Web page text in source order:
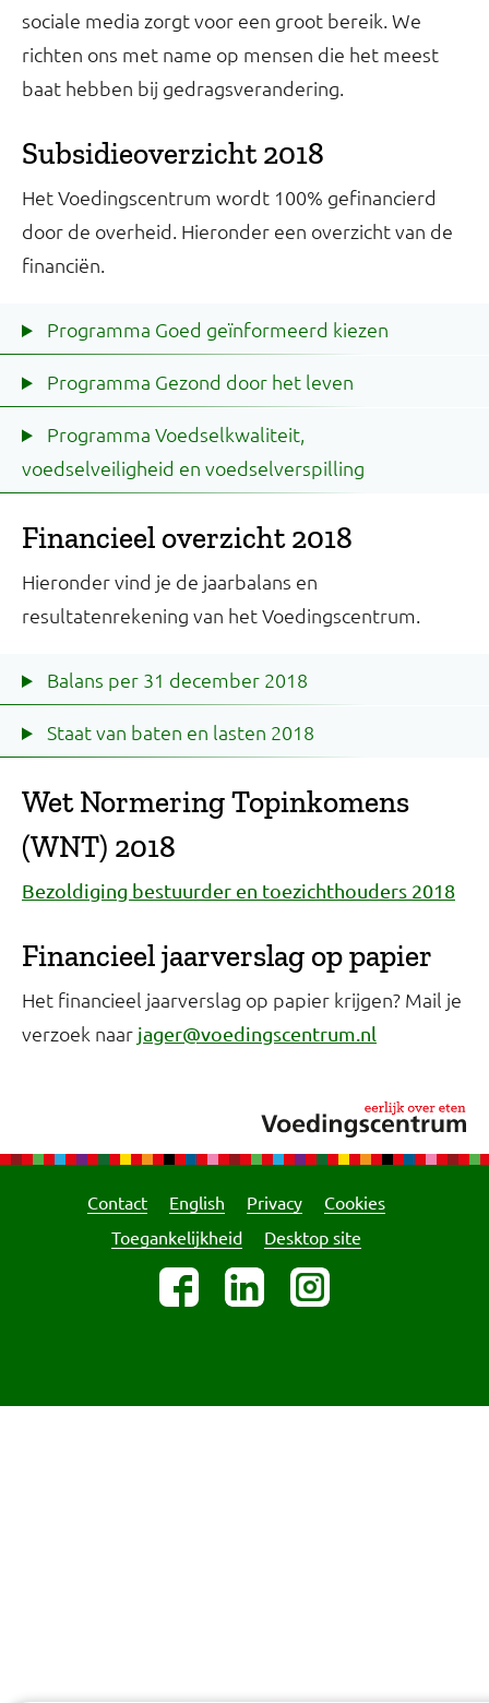
sociale media zorgt voor een groot bereik. We
richten ons met name op mensen die het meest
baat hebben bij gedragsverandering.
Subsidieoverzicht 2018
Het Voedingscentrum wordt 100% gefinancierd
door de overheid. Hieronder een overzicht van de
financiën.
Programma Goed geïnformeerd kiezen
Programma Gezond door het leven
Programma Voedselkwaliteit,
voedselveiligheid en voedselverspilling
Financieel overzicht 2018
Hieronder vind je de jaarbalans en
resultatenrekening van het Voedingscentrum.
Balans per 31 december 2018
Staat van baten en lasten 2018
Wet Normering Topinkomens
(WNT) 2018
Bezoldiging bestuurder en toezichthouders 2018
Financieel jaarverslag op papier
Het financieel jaarverslag op papier krijgen? Mail je
verzoek naar jager@voedingscentrum.nl
Contact English Privacy
Cookies
Toegankelijkheid
Desktop site